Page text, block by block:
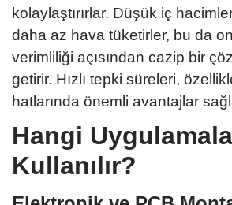
kolaylaştırırlar. Düşük iç
daha az hava tüketirler, bu da
verimliliği açısından cazip bir
getirir. Hızlı tepki süreleri,
hatlarında önemli avantajlar
Hangi
Kullanılır?